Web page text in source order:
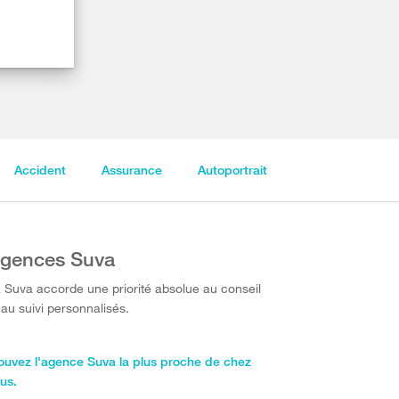
Accident Assurance Autoportrait
Suva
Suva accorde une priorité absolue au conseil
suivi personnalisés.
l'agence Suva la plus proche de chez